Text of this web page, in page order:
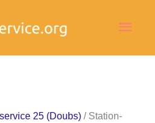
25 (Doubs) / Station-